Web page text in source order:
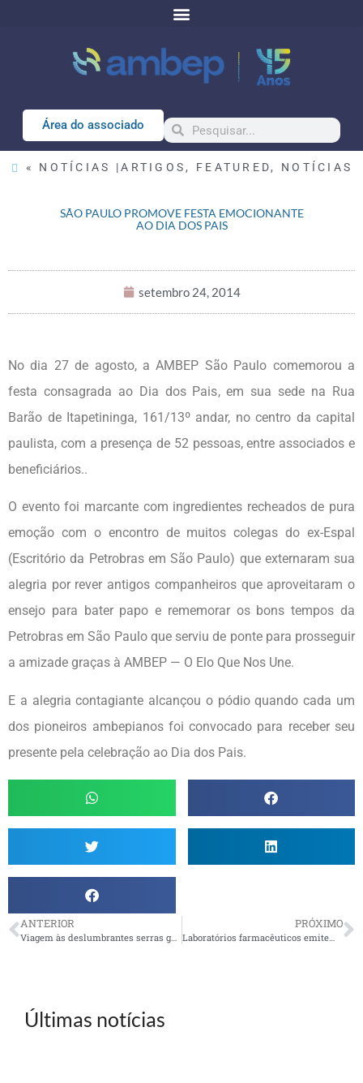
Área do associado
« NOTÍCIAS |ARTIGOS , FEATURED, NOTÍCIAS
SÃO PAULO PROMOVE FESTA EMOCIONANTE
AO DIA DOS PAIS
setembro 24, 2014
No dia 27 de agosto, a AMBEP São Paulo comemorou a
festa consagrada ao Dia dos Pais, em sua sede na Rua
Barão de Itapetininga, 161/13º andar, no centro da capital
paulista, com a presença de 52 pessoas, entre associados e
beneficiários..
O evento foi marcante com ingredientes recheados de pura
emoção com o encontro de muitos colegas do ex-Espal
(Escritório da Petrobras em São Paulo) que externaram sua
alegria por rever antigos companheiros que aproveitaram o
ensejo para bater papo e rememorar os bons tempos da
Petrobras em São Paulo que serviu de ponte para prosseguir
a amizade graças à AMBEP — O Elo Que Nos Une.
E a alegria contagiante alcançou o pódio quando cada um
dos pioneiros ambepianos foi convocado para receber seu
presente pela celebração ao Dia dos Pais.
ANTERIOR
Viagem às deslumbrantes serras gaúchas
PRÓXIMO
Laboratórios farmacêuticos emitem cartões que oferecem descontos em remédios
Últimas notícias